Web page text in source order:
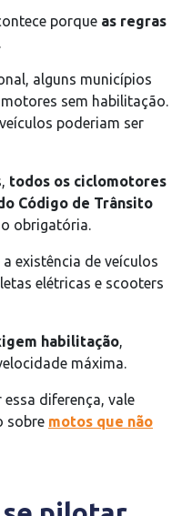
porque as regras
.
alguns municípios
sem habilitação.
poderiam ser
todos os ciclomotores
Código de Trânsito
obrigatória.
existência de veículos
elétricas e scooters
habilitação,
máxima.
essa diferença, vale
sobre motos que não